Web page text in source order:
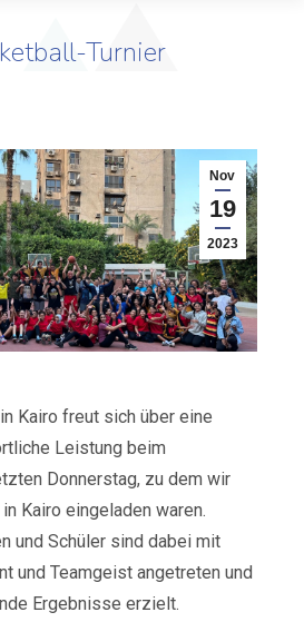
Turnier
Nov
19
2023
Kairo freut sich über eine
Leistung beim
Donnerstag, zu dem wir
in Kairo eingeladen waren.
und Schüler sind dabei mit
und Teamgeist angetreten und
Ergebnisse erzielt.